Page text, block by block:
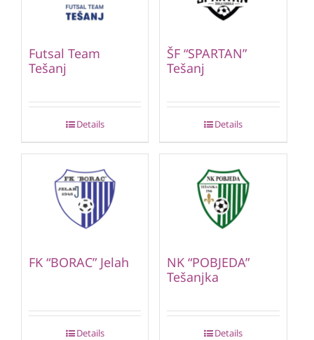
Futsal Team
Tešanj
Details
ŠF “SPARTAN”
Tešanj
Details
FK “BORAC” Jelah
Details
NK “POBJEDA”
Tešanjka
Details